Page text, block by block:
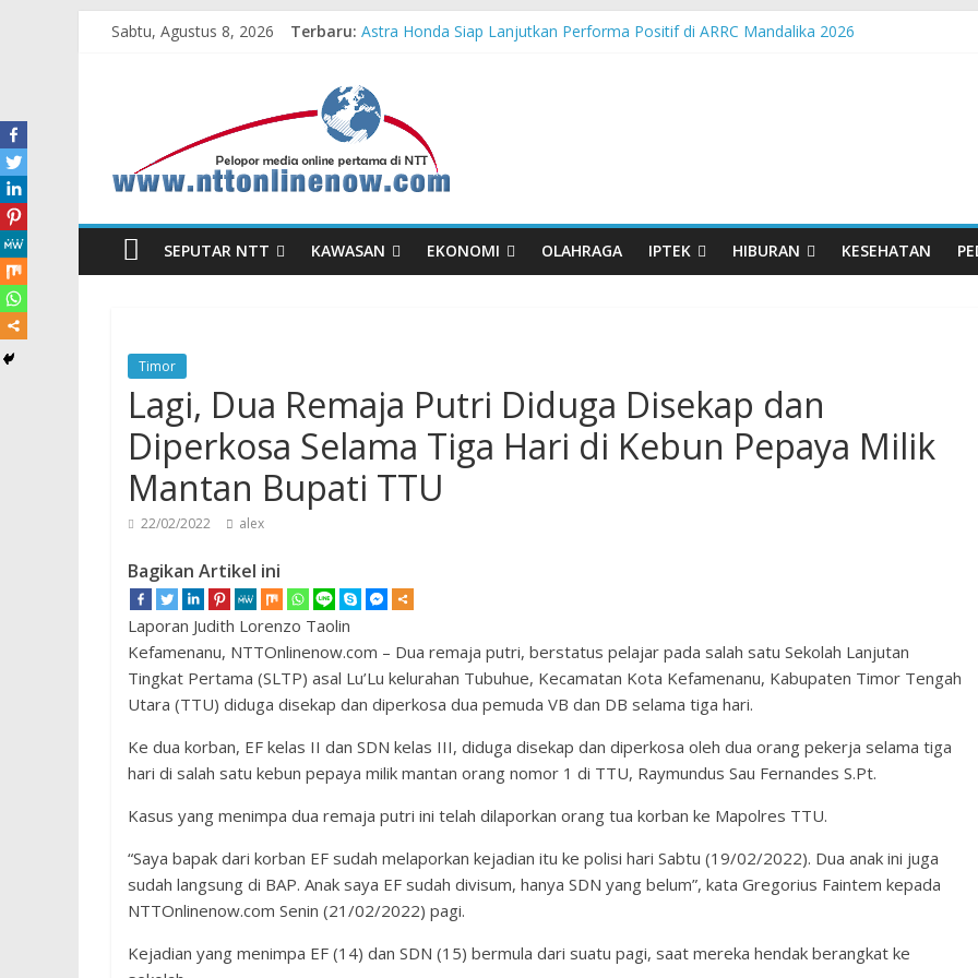
Sabtu, Agustus 8, 2026 Terbaru: Astra Honda Siap Lanjutkan Performa Positif di ARRC Mandalika 2026
Honda DBL 2026 East Java – North Resmi Bergulir, MPM Honda Jatim Hadirkan
Teras Bank Indonesia Hadir di Belu, Bupati Willy : Terima Kasih BI Atas Kepeduliannya
SEPUTAR NTT KAWASAN EKONOMI OLAHRAGA IPTEK HIBURAN KESEHATAN
Timor
Lagi, Dua Remaja Putri Diduga Disekap dan
Diperkosa Selama Tiga Hari di Kebun Pepaya Milik
Mantan Bupati TTU
22/02/2022 alex
Bagikan Artikel ini
Laporan Judith Lorenzo Taolin
Kefamenanu, NTTOnlinenow.com – Dua remaja putri, berstatus pelajar pada salah satu Sekolah Lanjutan
Tingkat Pertama (SLTP) asal Lu’Lu kelurahan Tubuhue, Kecamatan Kota Kefamenanu, Kabupaten Timor Tengah
Utara (TTU) diduga disekap dan diperkosa dua pemuda VB dan DB selama tiga hari.
Ke dua korban, EF kelas II dan SDN kelas III, diduga disekap dan diperkosa oleh dua orang pekerja selama tiga
hari di salah satu kebun pepaya milik mantan orang nomor 1 di TTU, Raymundus Sau Fernandes S.Pt.
Kasus yang menimpa dua remaja putri ini telah dilaporkan orang tua korban ke Mapolres TTU.
“Saya bapak dari korban EF sudah melaporkan kejadian itu ke polisi hari Sabtu (19/02/2022). Dua anak ini juga
sudah langsung di BAP. Anak saya EF sudah divisum, hanya SDN yang belum”, kata Gregorius Faintem kepada
NTTOnlinenow.com Senin (21/02/2022) pagi.
Kejadian yang menimpa EF (14) dan SDN (15) bermula dari suatu pagi, saat mereka hendak berangkat ke